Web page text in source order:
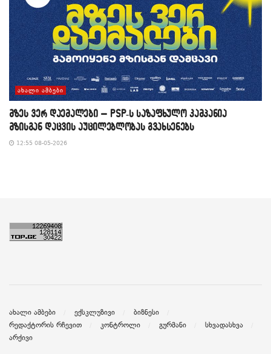
ᲐᲮᲐᲚᲘ ᲐᲛᲑᲔᲑᲘ
მზეს ვერ დაემალები – PSP-ს საზაფხულო კამპანია
მზისგან დაცვის აუცილებლობას გვახსენებს
12:55 08-05-2026
ახალი ამბები ექსკლუზივი
ბიზნესი
რედაქტორის რჩევით
კონტროლი გურმანი
სხვადასხვა
არქივი